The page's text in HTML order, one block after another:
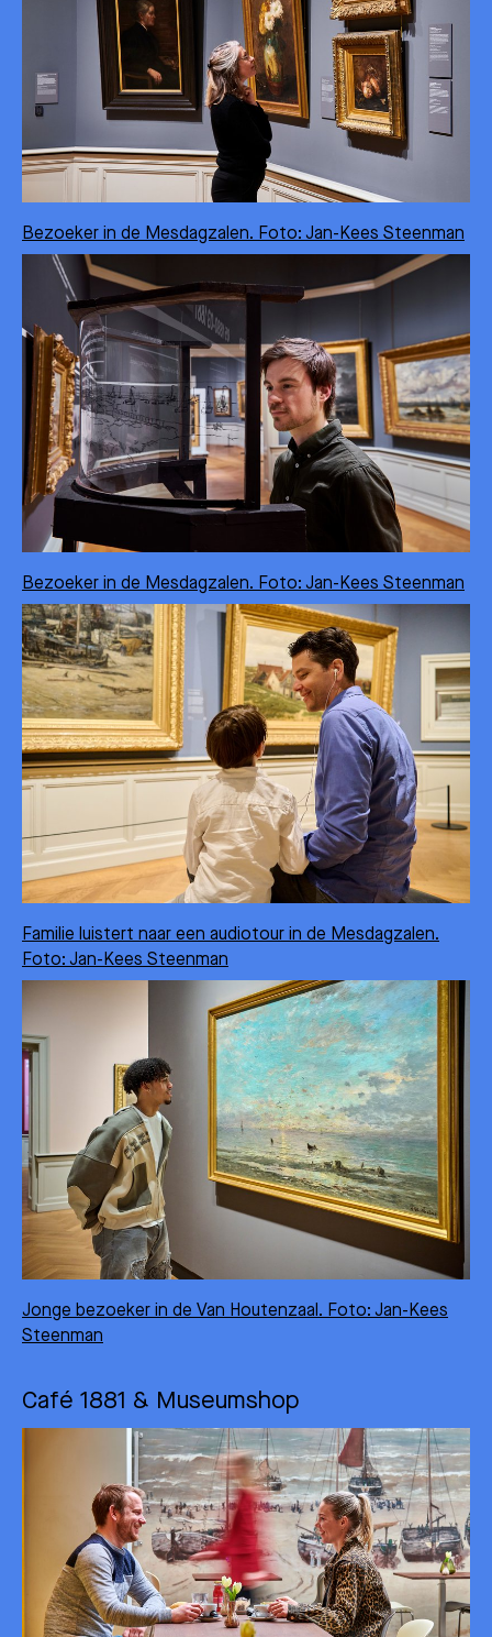
Bezoeker in de Mesdagzalen. Foto: Jan-Kees Steenman
Bezoeker in de Mesdagzalen. Foto: Jan-Kees Steenman
Familie luistert naar een audiotour in de Mesdagzalen.
Foto: Jan-Kees Steenman
Jonge bezoeker in de Van Houtenzaal. Foto: Jan-Kees
Steenman
Café 1881 & Museumshop